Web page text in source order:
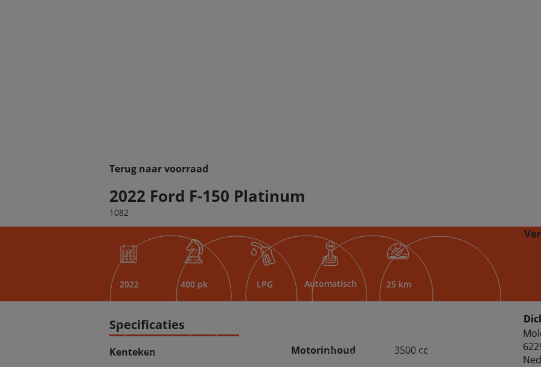
Terug naar voorraad
2022 Ford F-150 Platinum
Specificaties
Kenteken Motorinhoud 3500 cc
2022 400 pk LPG Automatisch 25 km
1082